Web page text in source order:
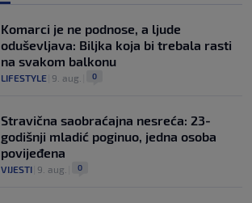
Komarci je ne podnose, a ljude
oduševljava: Biljka koja bi trebala rasti
na svakom balkonu
LIFESTYLE 9. aug. 0
Stravična saobraćajna nesreća: 23-
godišnji mladić poginuo, jedna osoba
povijeđena
VIJESTI 9. aug. 0